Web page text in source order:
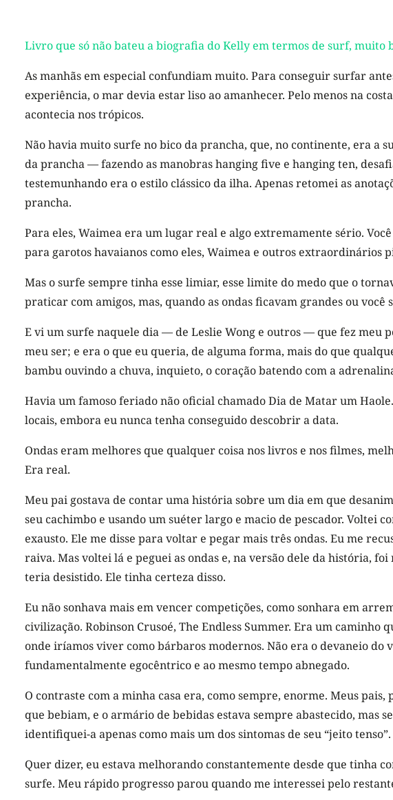
Livro que só não bateu a biografia do Kelly em termos de surf, muito
As manhãs em especial confundiam muito. Para conseguir surfar
experiência, o mar devia estar liso ao amanhecer. Pelo menos na
acontecia nos trópicos.
Não havia muito surfe no bico da prancha, que, no continente, era a
da prancha — fazendo as manobras hanging five e hanging ten,
testemunhando era o estilo clássico da ilha. Apenas retomei as
prancha.
Para eles, Waimea era um lugar real e algo extremamente sério.
para garotos havaianos como eles, Waimea e outros extraordinários
Mas o surfe sempre tinha esse limiar, esse limite do medo que o
praticar com amigos, mas, quando as ondas ficavam grandes ou
E vi um surfe naquele dia — de Leslie Wong e outros — que fez meu
meu ser; e era o que eu queria, de alguma forma, mais do que
bambu ouvindo a chuva, inquieto, o coração batendo com a
Havia um famoso feriado não oficial chamado Dia de Matar um
locais, embora eu nunca tenha conseguido descobrir a data.
Ondas eram melhores que qualquer coisa nos livros e nos filmes,
Era real.
Meu pai gostava de contar uma história sobre um dia em que
seu cachimbo e usando um suéter largo e macio de pescador. Voltei
exausto. Ele me disse para voltar e pegar mais três ondas. Eu me
raiva. Mas voltei lá e peguei as ondas e, na versão dele da história,
teria desistido. Ele tinha certeza disso.
Eu não sonhava mais em vencer competições, como sonhara em
civilização. Robinson Crusoé, The Endless Summer. Era um
onde iríamos viver como bárbaros modernos. Não era o devaneio
fundamentalmente egocêntrico e ao mesmo tempo abnegado.
O contraste com a minha casa era, como sempre, enorme. Meus
que bebiam, e o armário de bebidas estava sempre abastecido, mas
identifiquei-a apenas como mais um dos sintomas de seu “jeito tenso”.
Quer dizer, eu estava melhorando constantemente desde que tinha
surfe. Meu rápido progresso parou quando me interessei pelo